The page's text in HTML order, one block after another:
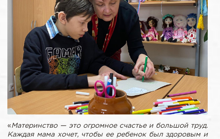
«Материнство — это огромное счастье и большой труд.
Каждая мама хочет, чтобы ее ребенок был здоровым и